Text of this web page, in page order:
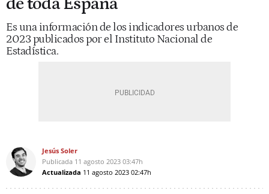
Es una información de los indicadores urbanos de
2023 publicados por el Instituto Nacional de
Estadística.
Jesús Soler
Publicada 11 agosto 2023 03:47h
Actualizada 11 agosto 2023 02:47h